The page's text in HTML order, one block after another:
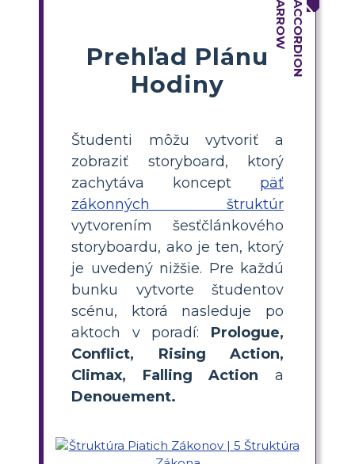
Prehľad Plánu
Hodiny
Študenti môžu vytvoriť a
zobraziť storyboard, ktorý
zachytáva koncept päť
zákonných štruktúr
vytvorením šesťčlánkového
storyboardu, ako je ten, ktorý
je uvedený nižšie. Pre každú
bunku vytvorte študentov
scénu, ktorá nasleduje po
aktoch v poradí: Prologue,
Conflict, Rising Action,
Climax, Falling Action a
Denouement.